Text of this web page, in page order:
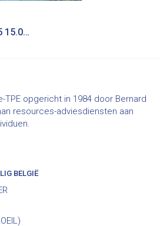
DALL·E 2024-10-15 15.09.19 – An illustration showing trending careers in Belgium_ a technology expert working on AI ethics, a healthcare worker caring for patients, a construction
TPE opgericht in 1984 door Bernard
resources-adviesdiensten aan
BELGIË